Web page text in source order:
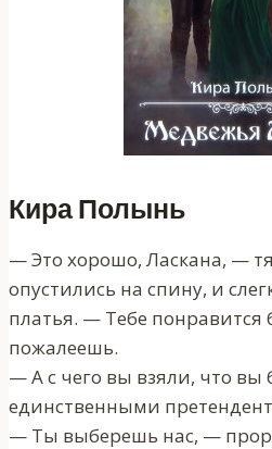
Кира Полынь
— Это хорошо, Ласкана, —
опустились на спину, и
платья. — Тебе
пожалеешь.
— А с чего вы взяли, что вы
единственными
— Ты выберешь нас, —